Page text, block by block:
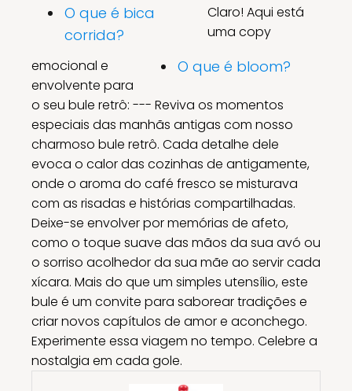
O que é bica
corrida?
O que é bloom?
Claro! Aqui está
uma copy
emocional e
envolvente para
o seu bule retrô: --- Reviva os momentos
especiais das manhãs antigas com nosso
charmoso bule retrô. Cada detalhe dele
evoca o calor das cozinhas de antigamente,
onde o aroma do café fresco se misturava
com as risadas e histórias compartilhadas.
Deixe-se envolver por memórias de afeto,
como o toque suave das mãos da sua avó ou
o sorriso acolhedor da sua mãe ao servir cada
xícara. Mais do que um simples utensílio, este
bule é um convite para saborear tradições e
criar novos capítulos de amor e aconchego.
Experimente essa viagem no tempo. Celebre a
nostalgia em cada gole.